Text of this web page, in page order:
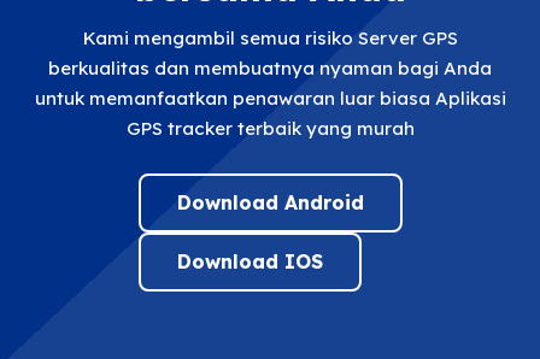
Kami mengambil semua risiko Server GPS
berkualitas dan membuatnya nyaman bagi Anda
untuk memanfaatkan penawaran luar biasa Aplikasi
GPS tracker terbaik yang murah
Download Android
Download IOS